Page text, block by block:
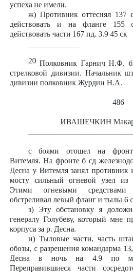
успеха не имели.
ж) Противник оттеснял 137
действовать и на фланге 155
действовать части 167 пд. 3.9 45 ск
20Полковник Гарнич Н.Ф.
стрелковой дивизии. Начальник
дивизии полковник Журдин Н.А.
486
ИВАШЕЧКИН Макар
с боями отошел на
Витемля. На фронте б сд
Десна у Витемля занял противник
мосту сильный огневой узел из
Этими огневыми средствами
обстреливал левый фланг и тылы 6
з) Эту обстановку я
генералу Голубеву, который мне
корпуса за р. Десна.
и) Тыловые части, часть
обозы, с разрешения командарма
Десна в ночь на 4.9 по
Переправившиеся части